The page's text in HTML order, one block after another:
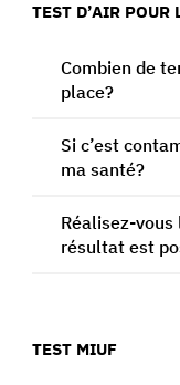
TEST D’AIR POUR
Combien de
place?
Si c’est
ma santé?
Réalisez-
résultat est
TEST MIUF